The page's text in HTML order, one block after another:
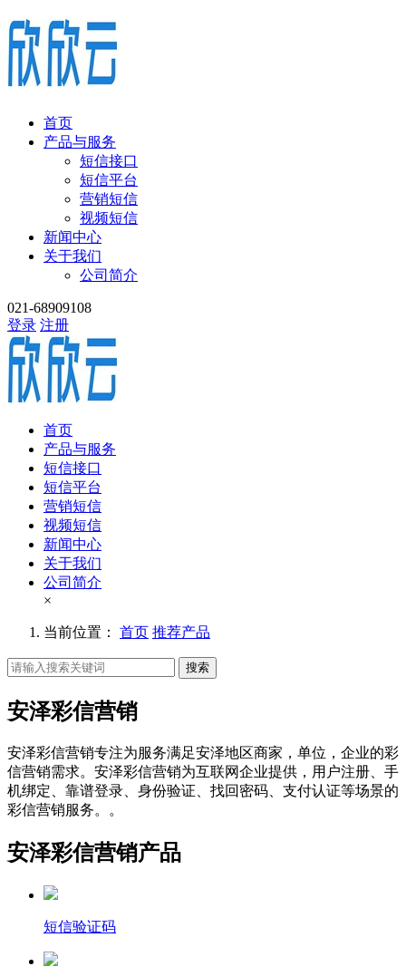
首页
产品与服务
短信接口
短信平台
营销短信
视频短信
新闻中心
关于我们
公司简介
021-68909108
登录 注册
首页
产品与服务
短信接口
短信平台
营销短信
视频短信
新闻中心
关于我们
公司简介
×
当前位置： 首页 推荐产品
搜索
安泽彩信营销
安泽彩信营销专注为服务满足安泽地区商家，单位，企业的彩
信营销需求。安泽彩信营销为互联网企业提供，用户注册、手
机绑定、靠谱登录、身份验证、找回密码、支付认证等场景的
彩信营销服务。。
安泽彩信营销产品
短信验证码